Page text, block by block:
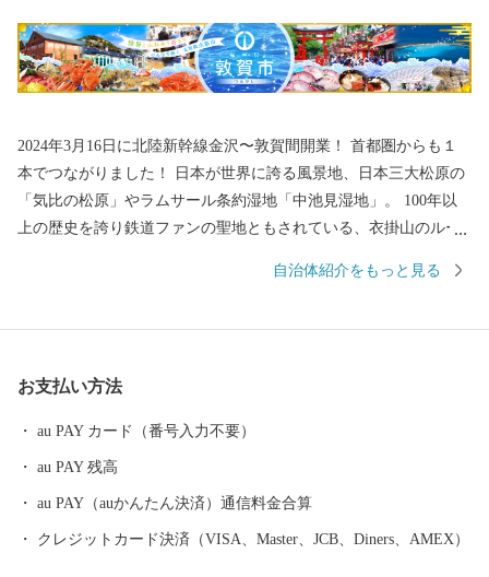
2024年3月16日に北陸新幹線金沢〜敦賀間開業！ 首都圏からも１
本でつながりました！ 日本が世界に誇る風景地、日本三大松原の
「気比の松原」やラムサール条約湿地「中池見湿地」。 100年以
上の歴史を誇り鉄道ファンの聖地ともされている、衣掛山のルー
賀ふぐ」等豊富な海の幸。 日本最北限、甘さが自慢の「東浦みか
サイトできました。 詳しくは、下記ページをご覧ください。 http
るさと納税コールセンター TEL：050-3090-1336 Mail：f.tsuruga
@do-furusato.jp 受付時間 午前9時00分～午後5時45分 (土曜日・
日曜日・祝日及び12月30日～1月3日を除く) ■ワンストップ特例申
自治体紹介をもっと見る
お支払い方法
au PAY カード（番号入力不要）
au PAY 残高
au PAY（auかんたん決済）通信料金合算
クレジットカード決済（VISA、Master、JCB、Diners、AMEX）